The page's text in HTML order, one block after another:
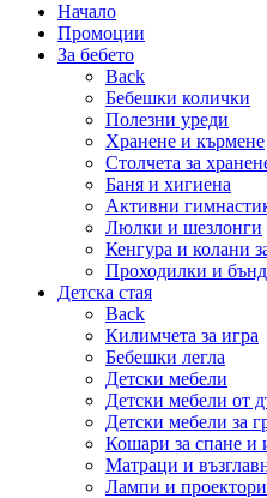
Начало
Промоции
За бебето
Back
Бебешки колички
Полезни уреди
Хранене и кърмене
Столчета за
Баня и хигиена
Активни
Люлки и шезлонги
Кенгура и колани
Проходилки и
Детска стая
Back
Килимчета за игра
Бебешки легла
Детски мебели
Детски мебели от
Детски мебели за
Кошари за спане и
Матраци и
Лампи и проектори